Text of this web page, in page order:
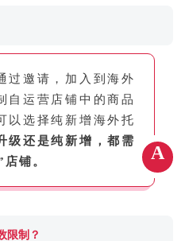
过邀请，加入到海外
自运营店铺中的商品
以选择纯新增海外托
级还是纯新增，都需
铺。
A
限制？